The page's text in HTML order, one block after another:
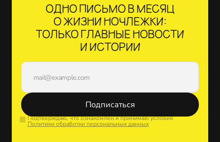
ОДНО ПИСЬМО В МЕСЯЦ
О ЖИЗНИ НОЧЛЕЖКИ:
ТОЛЬКО ГЛАВНЫЕ НОВОСТИ
И ИСТОРИИ
Подписаться
Подтверждаю, что ознакомлен и принимаю условия
Политики обработки персональных данных